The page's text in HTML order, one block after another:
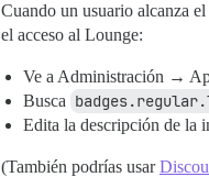
Cuando un usuario alcanza
el acceso al Lounge:
Ve a Administración →
Busca
Edita la descripción de la
(También podrías usar